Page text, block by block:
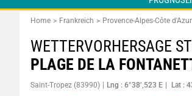
Home Frankreich Provence-Alpes-Côte d'Azur
WETTERVORHERSAGE
PLAGE DE LA
Saint-Tropez (83990) Lng : 6°38’,523 E Lat :